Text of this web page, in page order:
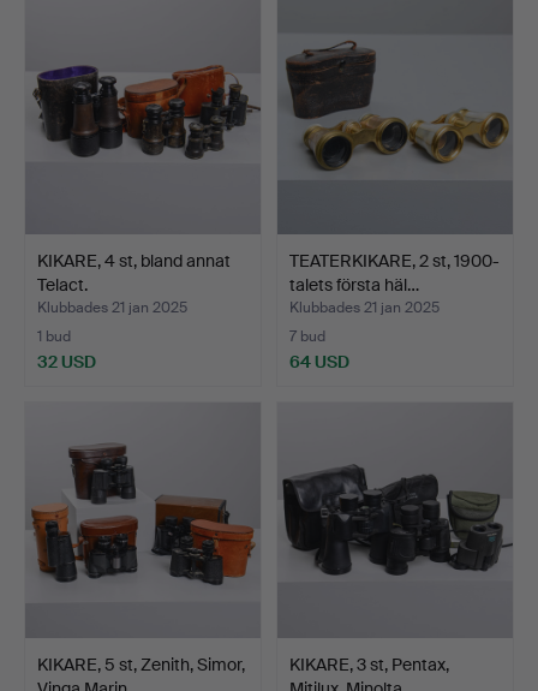
KIKARE, 4 st, bland annat
Telact.
Klubbades 21 jan 2025
1 bud
32 USD
TEATERKIKARE, 2 st, 1900-
talets första häl…
Klubbades 21 jan 2025
7 bud
64 USD
KIKARE, 5 st, Zenith, Simor,
KIKARE, 3 st, Pentax,